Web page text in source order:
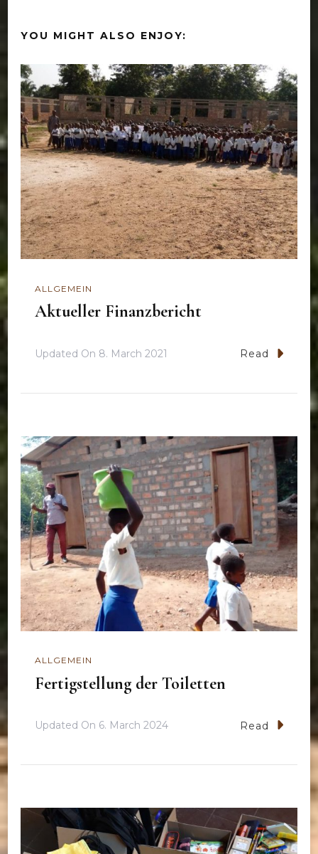
YOU MIGHT ALSO ENJOY:
ALLGEMEIN
Aktueller Finanzbericht
Updated On 8. March 2021 Read
ALLGEMEIN
Fertigstellung der Toiletten
Updated On 6. March 2024 Read